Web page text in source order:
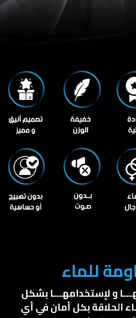
للماء
و لإستخدامهـــا بشكل
الحلاقة بكل أمان في أي